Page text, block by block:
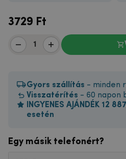
3729 Ft
Gyors szállítás - minden
Visszatérítés - 60 napon
INGYENES AJÁNDÉK 12
esetén
Egy másik telefonért?